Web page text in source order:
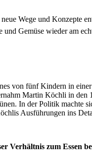
Wege und
Gemüse wieder am
von fünf Kindern in
Mar­tin Köch­li in den
In der Poli­tik machte
Aus­führun­gen ins
Ver­hält­nis zum Essen